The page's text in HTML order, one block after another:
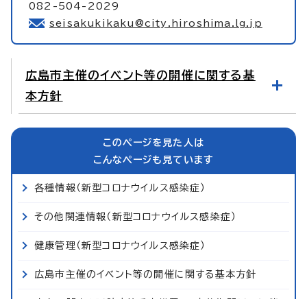
082-504-2029
seisakukikaku@city.hiroshima.lg.jp
広島市主催のイベント等の開催に関する基
本方針
このページを見た人は
こんなページも見ています
各種情報（新型コロナウイルス感染症）
その他関連情報（新型コロナウイルス感染症）
健康管理（新型コロナウイルス感染症）
広島市主催のイベント等の開催に関する基本方針